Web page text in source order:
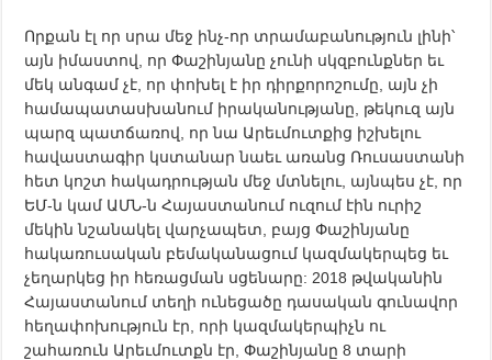
Որքան էլ որ սրա մեջ ինչ-որ տրամաբանություն լինի՝
այն իմաստով, որ Փաշինյանը չունի սկզբունքներ եւ
մեկ անգամ չէ, որ փոխել է իր դիրքորոշումը, այն չի
համապատասխանում իրականությանը, թեկուզ այն
պարզ պատճառով, որ նա Արեւմուտքից իշխելու
հավաստագիր կստանար նաեւ առանց Ռուսաստանի
հետ կոշտ հակադրության մեջ մտնելու, այնպես չէ, որ
ԵՄ-ն կամ ԱՄՆ-ն Հայաստանում ուզում էին ուրիշ
մեկին նշանակել վարչապետ, բայց Փաշինյանը
հակառուսական բեմականացում կազմակերպեց եւ
չեղարկեց իր հեռացման սցենարը: 2018 թվականին
Հայաստանում տեղի ունեցածը դասական գունավոր
հեղափոխություն էր, որի կազմակերպիչն ու
շահառուն Արեւմուտքն էր, Փաշինյանը 8 տարի